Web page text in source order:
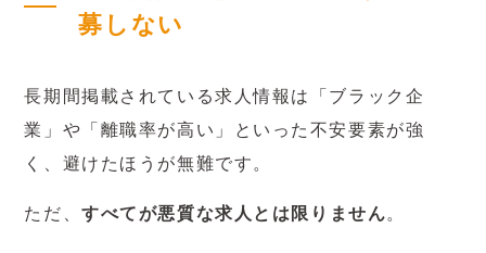
募しない
長期間掲載されている求人情報は「ブラック企
業」や「離職率が高い」といった不安要素が強
く、避けたほうが無難です。
ただ、すべてが悪質な求人とは限りません。